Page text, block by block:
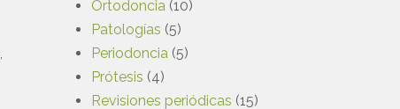
Ortodoncia (10)
Patologías (5)
Periodoncia (5)
Prótesis (4)
Revisiones periódicas (15)